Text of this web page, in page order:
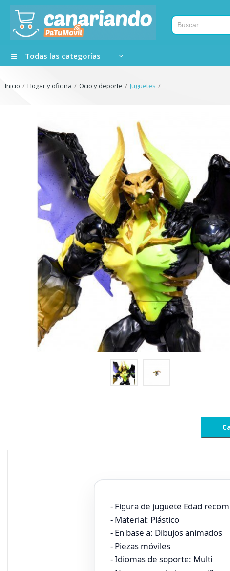
Todas las categorías
Inicio Hogar y oficina Ocio y deporte Juguetes
- Figura de juguete Edad
- Material: Plástico
- En base a: Dibujos animados
- Piezas móviles
- Idiomas de soporte: Multi